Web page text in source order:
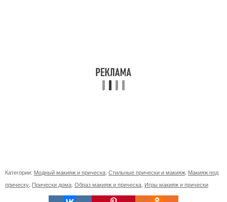
Категории: Модный макияж и прическа Стильные прически и макияж Макияж под
прическу Прически дома Образ макияж и прическа Игры макияж и прически